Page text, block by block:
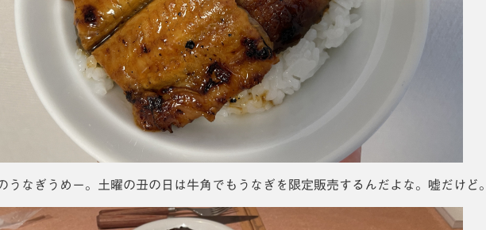
うなぎうめー。土曜の丑の日は牛角でもうなぎを限定販売するんだよな。嘘だけど。